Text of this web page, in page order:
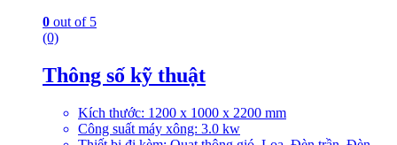
0 out of 5
(0)
Thông số kỹ thuật
Kích thước: 1200 x 1000 x 2200 mm
Công suất máy xông: 3.0 kw